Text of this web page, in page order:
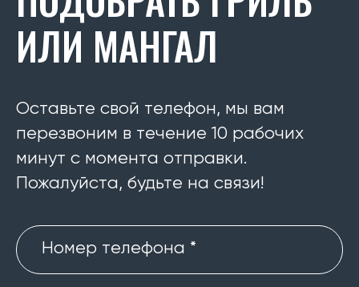
ИЛИ МАНГАЛ
Оставьте свой телефон, мы вам
перезвоним в течение 10 рабочих
минут с момента отправки.
Пожалуйста, будьте на связи!
Номер телефона *